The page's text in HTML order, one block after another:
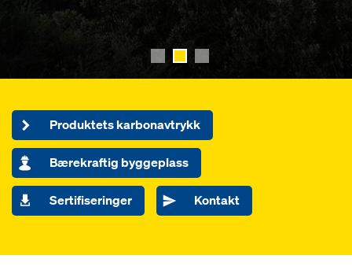
Produktets karbonavtrykk
Bærekraftig byggeplass
Sertifiseringer Kontakt